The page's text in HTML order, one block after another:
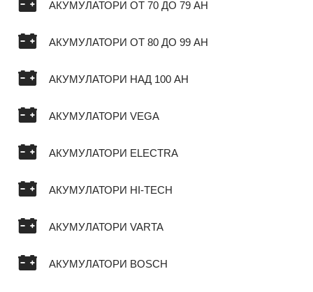
АКУМУЛАТОРИ ОТ 70 ДО 79 AH
АКУМУЛАТОРИ ОТ 80 ДО 99 AH
АКУМУЛАТОРИ НАД 100 AH
АКУМУЛАТОРИ VEGA
АКУМУЛАТОРИ ELECTRA
АКУМУЛАТОРИ HI-TECH
АКУМУЛАТОРИ VARTA
АКУМУЛАТОРИ BOSCH